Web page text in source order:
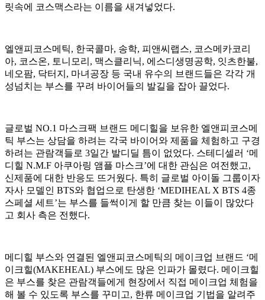
릿속에 코스맥스라는 이름을 새겨넣었다.
엘앤피코스메틱, 한국콜마, 송학, 피앤씨랩스, 코스메카코리
아, 코스온, 토니모리, 맥스클리닉, 에스디생명공학, 잇츠한불,
네오팜, 닥터지, 마녀공장 등 국내 유수의 브랜드들은 각각 개
성넘치는 부스를 꾸려 바이어들의 발길을 잡아 끌었다.
글로벌 NO.1 마스크팩 브랜드 메디힐을 보유한 엘앤피코스메
틱 부스는 상담을 하려는 각국 바이어와 제품을 체험하고 구경
하려는 관람객들로 3일간 발디딜 틈이 없었다. 스테디셀러 ‘메
디힐 N.M.F 아쿠아링 앰플 마스크’에 대한 관심은 여전했고,
신제품에 대한 반응도 뜨거웠다. 특히 글로벌 아이돌 그룹이자
자사 모델인 BTS와 협업으로 탄생한 ‘MEDIHEAL X BTS 4종
스페셜 세트’는 부스를 들썩이게 할 만큼 찾는 이들이 많았다
고 회사 측은 전했다.
메디힐 부스와 연결된 엘앤피코스메틱의 메이크업 브랜드 ‘메
이크힐(MAKEHEAL) 부스에도 많은 인파가 몰렸다. 메이크힐
은 부스를 찾은 관람객들에게 현장에서 직접 메이크업 체험을
해 볼 수 있도록 부스를 꾸미고, 한류 메이크업 기법을 알려주